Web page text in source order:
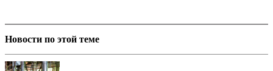
Новости по этой теме